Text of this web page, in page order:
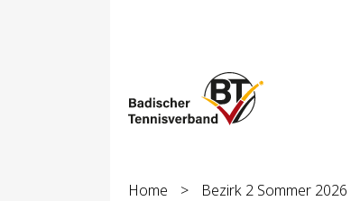
Home > Bezirk 2 Sommer 2026